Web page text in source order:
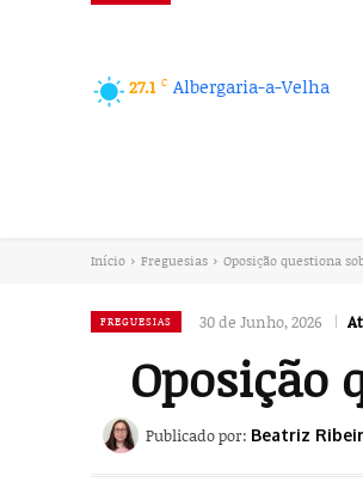
27.1 C Albergaria-a-Velha
Início Freguesias Oposição questiona
FREGUESIAS 30 de Junho, 2026
Oposição
Publicado por: Beatriz